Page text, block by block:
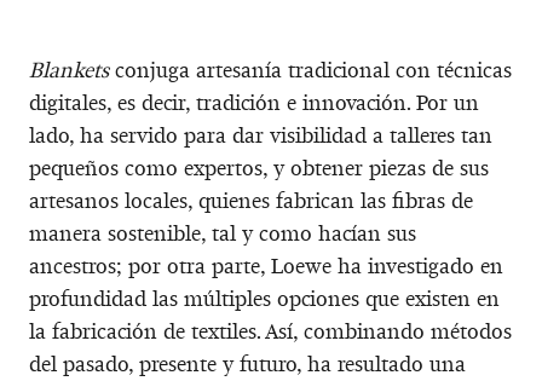
Blanketsconjuga artesanía tradicional con técnicas
digitales, es decir, tradición e innovación. Por un
lado, ha servido para dar visibilidad a talleres tan
pequeños como expertos, y obtener piezas de sus
artesanos locales, quienes fabrican las fibras de
manera sostenible, tal y como hacían sus
ancestros; por otra parte, Loewe ha investigado en
profundidad las múltiples opciones que existen en
la fabricación de textiles. Así, combinando métodos
del pasado, presente y futuro, ha resultado una